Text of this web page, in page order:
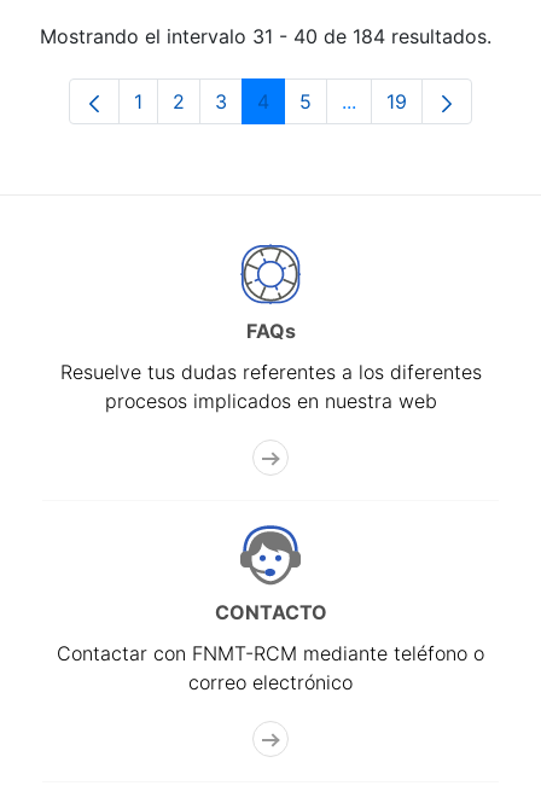
Mostrando el intervalo 31 - 40 de 184 resultados.
Página
1 Página
2 Página
3 Página
4 Página
5 ...Páginas intermedias
Página
19
FAQs
Resuelve tus dudas referentes a los diferentes
procesos implicados en nuestra web
CONTACTO
Contactar con FNMT-RCM mediante teléfono o
correo electrónico